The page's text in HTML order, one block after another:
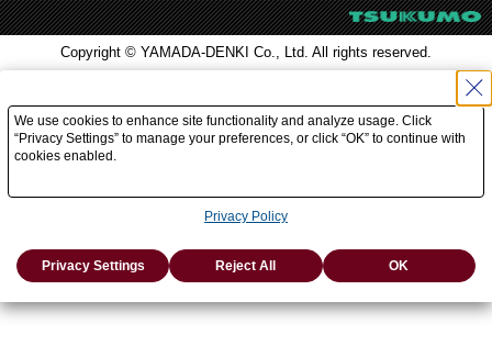
Copyright © YAMADA-DENKI Co., Ltd. All rights reserved.
We use cookies to enhance site functionality and analyze usage. Click
“Privacy Settings” to manage your preferences, or click “OK” to continue with
cookies enabled.
Privacy Policy
Privacy Settings Reject All OK